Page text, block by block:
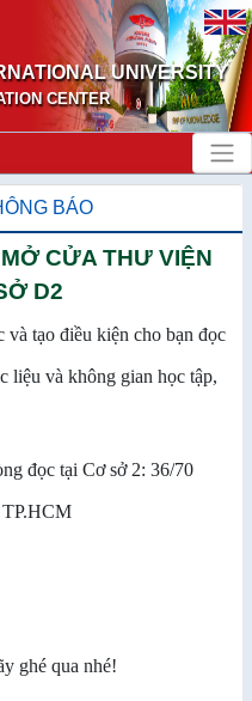
UNIVERSITY
CENTER
BÁO
CỬA THƯ VIỆN
D2
và tạo điều kiện cho bạn đọc
liệu và không gian học tập,
đọc tại Cơ sở 2: 36/70
ghé qua nhé!